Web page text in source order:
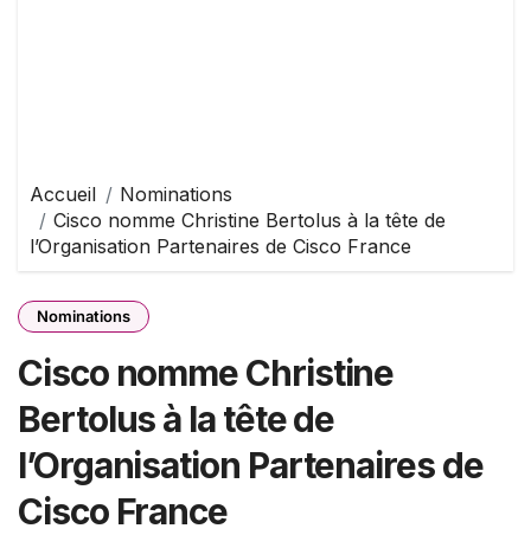
Accueil
Nominations
Cisco nomme Christine Bertolus à la tête de
l’Organisation Partenaires de Cisco France
Nominations
Cisco nomme Christine
Bertolus à la tête de
l’Organisation Partenaires de
Cisco France